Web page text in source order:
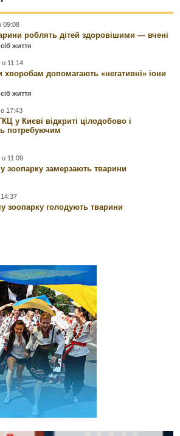
09:08
роблять дітей здоровішими — вчені
життя
о 11:14
хворобам допомагають «негативні» іони
життя
17:43
у Києві відкриті цілодобово і
потребуючим
о 11:09
зоопарку замерзають тварини
14:37
зоопарку голодують тварини